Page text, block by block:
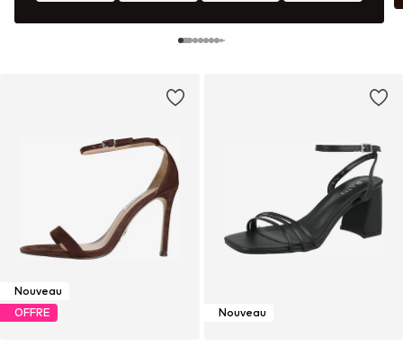
Nouveau
OFFRE
Nouveau